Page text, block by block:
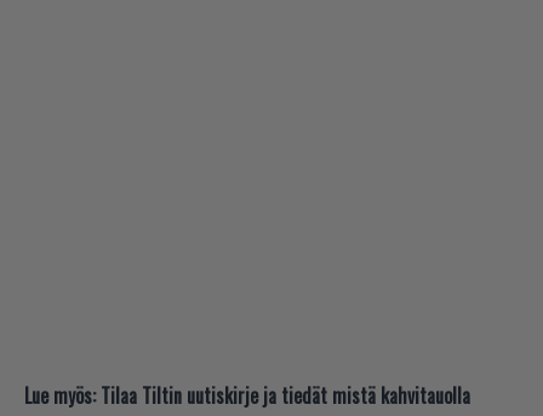
Lue myös: Tilaa Tiltin uutiskirje ja tiedät mistä kahvitauolla